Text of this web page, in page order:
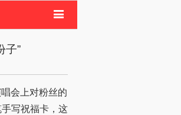
偶像活动
子”
写祝福卡，这